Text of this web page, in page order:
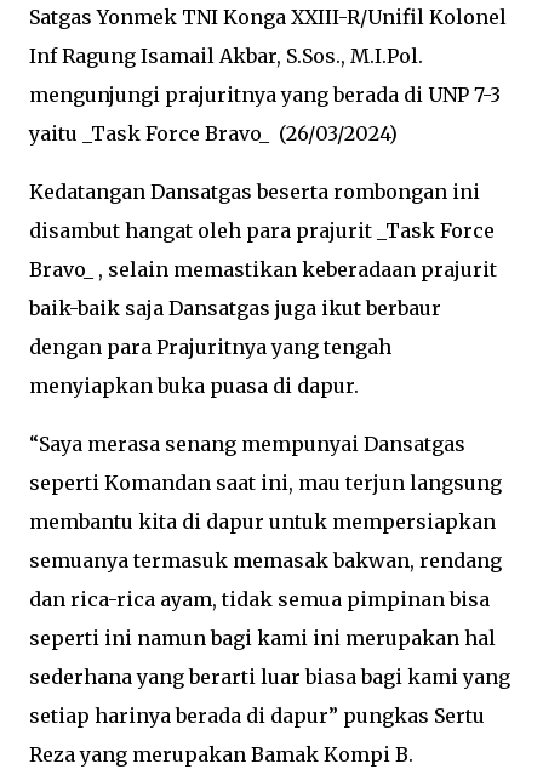
Satgas Yonmek TNI Konga XXIII-R/Unifil Kolonel
Inf Ragung Isamail Akbar, S.Sos., M.I.Pol.
mengunjungi prajuritnya yang berada di UNP 7-3
yaitu _Task Force Bravo_ (26/03/2024)
Kedatangan Dansatgas beserta rombongan ini
disambut hangat oleh para prajurit _Task Force
Bravo_ , selain memastikan keberadaan prajurit
baik-baik saja Dansatgas juga ikut berbaur
dengan para Prajuritnya yang tengah
menyiapkan buka puasa di dapur.
“Saya merasa senang mempunyai Dansatgas
seperti Komandan saat ini, mau terjun langsung
membantu kita di dapur untuk mempersiapkan
semuanya termasuk memasak bakwan, rendang
dan rica-rica ayam, tidak semua pimpinan bisa
seperti ini namun bagi kami ini merupakan hal
sederhana yang berarti luar biasa bagi kami yang
setiap harinya berada di dapur” pungkas Sertu
Reza yang merupakan Bamak Kompi B.